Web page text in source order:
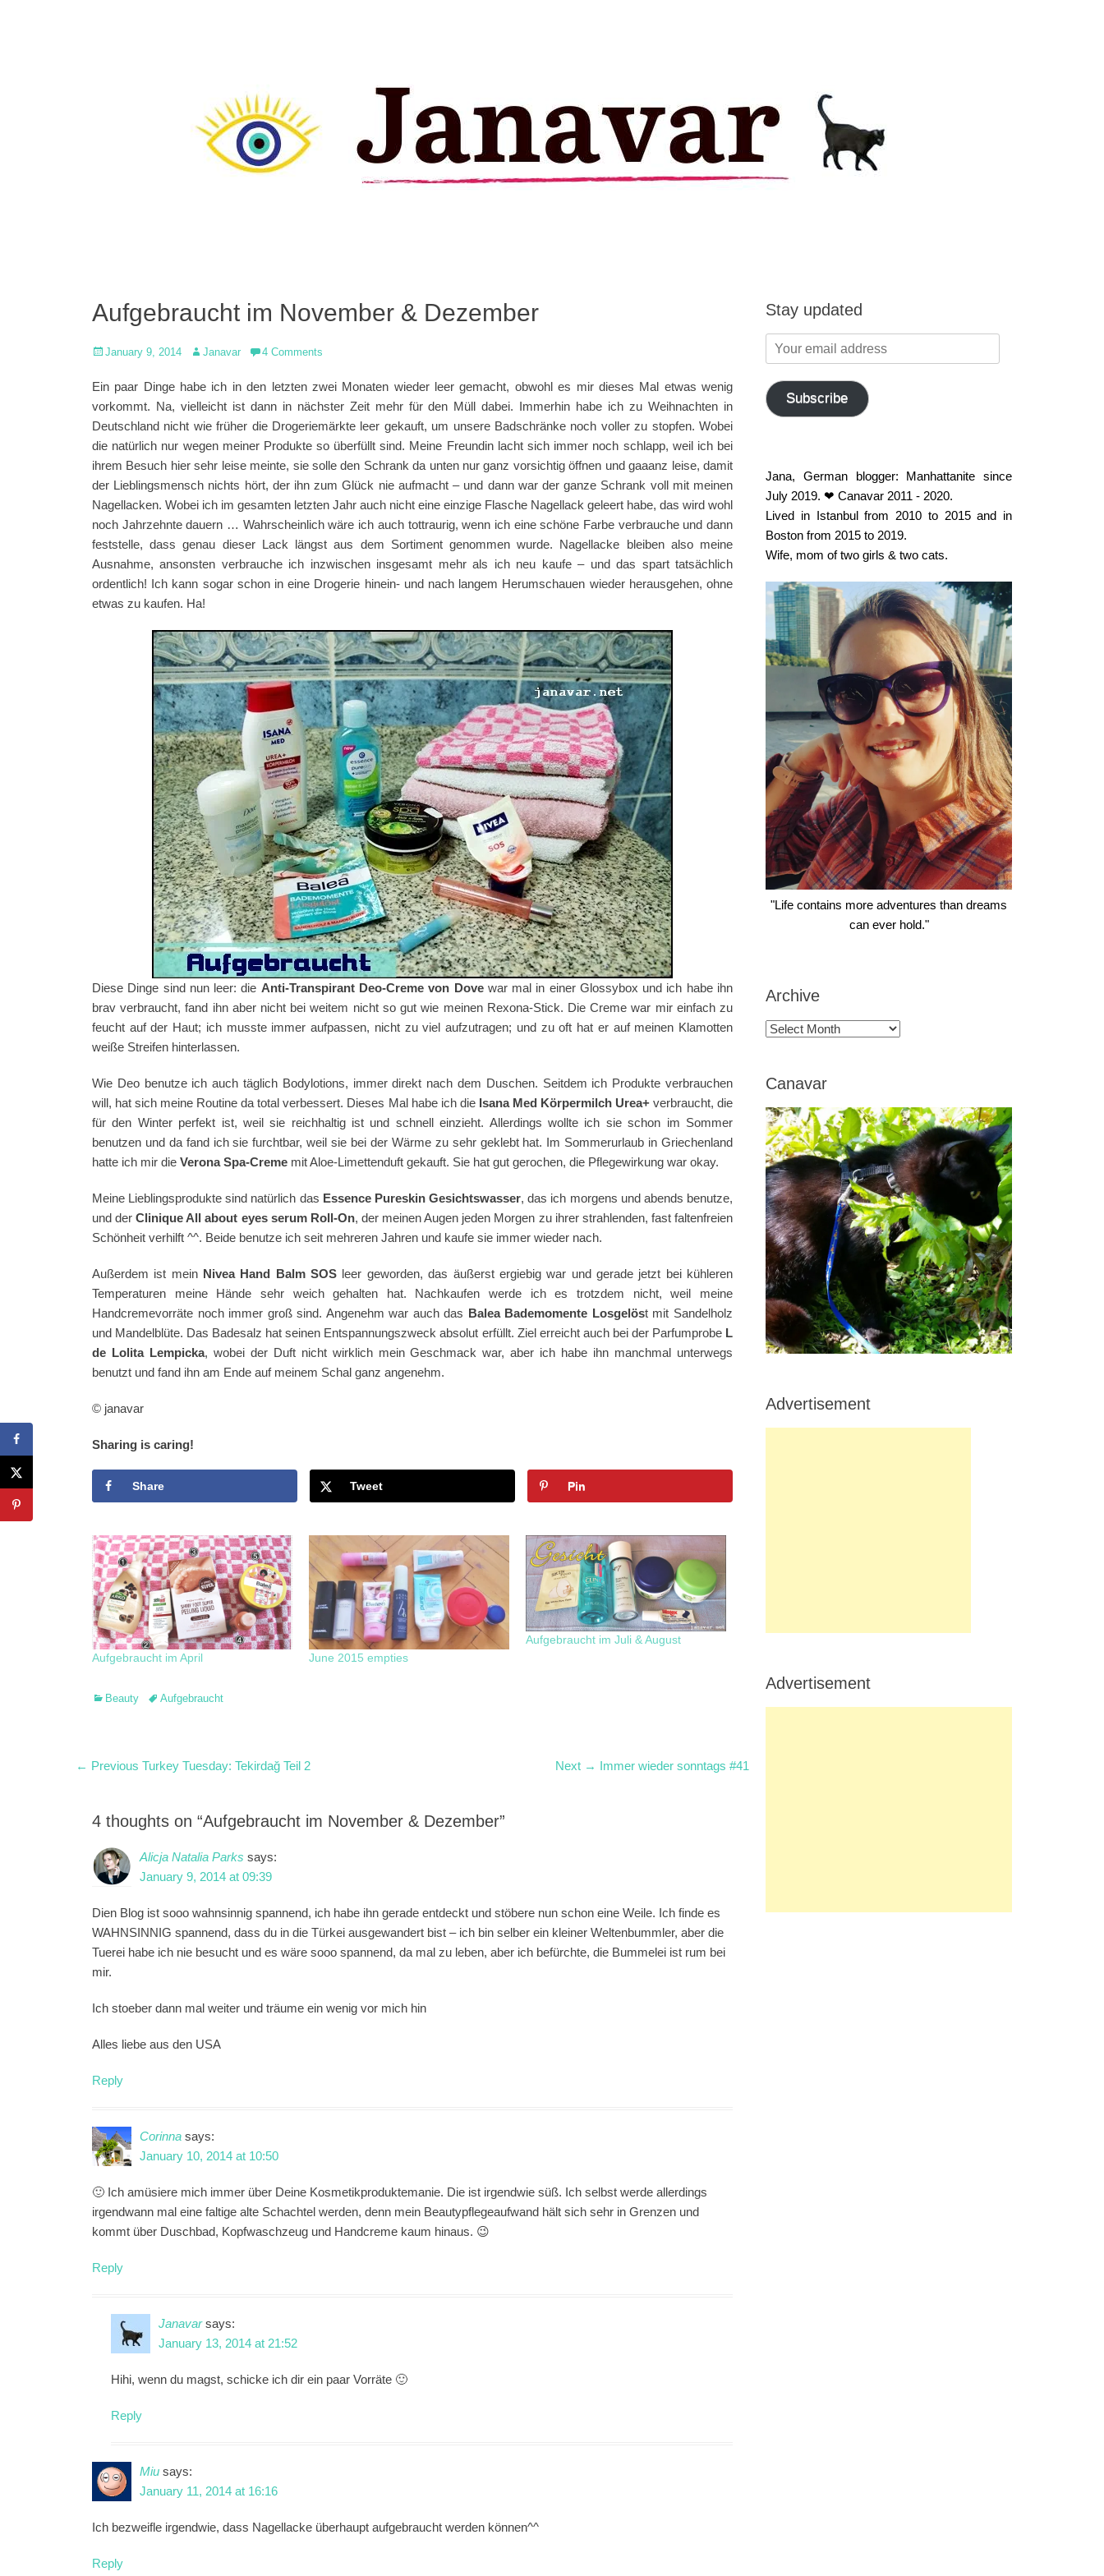
Aufgebraucht im November & Dezember
Posted
January 9, 2014 Author
Janavar 4 Comments
Ein paar Dinge habe ich in den letzten zwei Monaten wieder leer gemacht, obwohl es mir dieses Mal etwas wenig
vorkommt. Na, vielleicht ist dann in nächster Zeit mehr für den Müll dabei. Immerhin habe ich zu Weihnachten in
Deutschland nicht wie früher die Drogeriemärkte leer gekauft, um unsere Badschränke noch voller zu stopfen. Wobei
die natürlich nur wegen meiner Produkte so überfüllt sind. Meine Freundin lacht sich immer noch schlapp, weil ich bei
ihrem Besuch hier sehr leise meinte, sie solle den Schrank da unten nur ganz vorsichtig öffnen und gaaanz leise, damit
der Lieblingsmensch nichts hört, der ihn zum Glück nie aufmacht – und dann war der ganze Schrank voll mit meinen
Nagellacken. Wobei ich im gesamten letzten Jahr auch nicht eine einzige Flasche Nagellack geleert habe, das wird wohl
noch Jahrzehnte dauern … Wahrscheinlich wäre ich auch tottraurig, wenn ich eine schöne Farbe verbrauche und dann
feststelle, dass genau dieser Lack längst aus dem Sortiment genommen wurde. Nagellacke bleiben also meine
Ausnahme, ansonsten verbrauche ich inzwischen insgesamt mehr als ich neu kaufe – und das spart tatsächlich
ordentlich! Ich kann sogar schon in eine Drogerie hinein- und nach langem Herumschauen wieder herausgehen, ohne
etwas zu kaufen. Ha!
Diese Dinge sind nun leer: die Anti-Transpirant Deo-Creme von Dovewar mal in einer Glossybox und ich habe ihn
brav verbraucht, fand ihn aber nicht bei weitem nicht so gut wie meinen Rexona-Stick. Die Creme war mir einfach zu
feucht auf der Haut; ich musste immer aufpassen, nicht zu viel aufzutragen; und zu oft hat er auf meinen Klamotten
weiße Streifen hinterlassen.
Wie Deo benutze ich auch täglich Bodylotions, immer direkt nach dem Duschen. Seitdem ich Produkte verbrauchen
will, hat sich meine Routine da total verbessert. Dieses Mal habe ich die Isana Med Körpermilch Urea+verbraucht, die
für den Winter perfekt ist, weil sie reichhaltig ist und schnell einzieht. Allerdings wollte ich sie schon im Sommer
benutzen und da fand ich sie furchtbar, weil sie bei der Wärme zu sehr geklebt hat. Im Sommerurlaub in Griechenland
hatte ich mir die Verona Spa-Creme mit Aloe-Limettenduft gekauft. Sie hat gut gerochen, die Pflegewirkung war okay.
Meine Lieblingsprodukte sind natürlich das Essence Pureskin Gesichtswasser, das ich morgens und abends benutze,
und derClinique All about eyes serum Roll-On, der meinen Augen jeden Morgen zu ihrer strahlenden, fast faltenfreien
Schönheit verhilft ^^. Beide benutze ich seit mehreren Jahren und kaufe sie immer wieder nach.
Außerdem ist mein Nivea Hand Balm SOS leer geworden, das äußerst ergiebig war und gerade jetzt bei kühleren
Temperaturen meine Hände sehr weich gehalten hat. Nachkaufen werde ich es trotzdem nicht, weil meine
Handcremevorräte noch immer groß sind. Angenehm war auch das Balea Bademomente Losgelöst mit Sandelholz
und Mandelblüte. Das Badesalz hat seinen Entspannungszweck absolut erfüllt. Ziel erreicht auch bei der Parfumprobe L
de Lolita Lempicka, wobei der Duft nicht wirklich mein Geschmack war, aber ich habe ihn manchmal unterwegs
benutzt und fand ihn am Ende auf meinem Schal ganz angenehm.
© janavar
Sharing is caring!
Share Tweet Pin
Aufgebraucht im April June 2015 empties
Aufgebraucht im Juli & August
Categories
Beauty TagsAufgebraucht
Post
← Previous Previous
Turkey Tuesday: Tekirdağ Teil 2 Next → Next
Immer wieder sonntags #41
4 thoughts on “Aufgebraucht im November & Dezember”
Alicja Natalia Parks says:
January 9, 2014 at 09:39
Dien Blog ist sooo wahnsinnig spannend, ich habe ihn gerade entdeckt und stöbere nun schon eine Weile. Ich finde es
WAHNSINNIG spannend, dass du in die Türkei ausgewandert bist – ich bin selber ein kleiner Weltenbummler, aber die
Tuerei habe ich nie besucht und es wäre sooo spannend, da mal zu leben, aber ich befürchte, die Bummelei ist rum bei
mir.
Ich stoeber dann mal weiter und träume ein wenig vor mich hin
Alles liebe aus den USA
Reply
Corinna says:
January 10, 2014 at 10:50
🙂 Ich amüsiere mich immer über Deine Kosmetikproduktemanie. Die ist irgendwie süß. Ich selbst werde allerdings
irgendwann mal eine faltige alte Schachtel werden, denn mein Beautypflegeaufwand hält sich sehr in Grenzen und
kommt über Duschbad, Kopfwaschzeug und Handcreme kaum hinaus. 😉
Reply
Janavar says:
January 13, 2014 at 21:52
Hihi, wenn du magst, schicke ich dir ein paar Vorräte 🙂
Reply
Miu says:
January 11, 2014 at 16:16
Ich bezweifle irgendwie, dass Nagellacke überhaupt aufgebraucht werden können^^
Reply
Stay updated
Your
email
address
Subscribe
Jana, German blogger: Manhattanite since
July 2019. ❤ Canavar 2011 - 2020.
Lived in Istanbul from 2010 to 2015 and in
Boston from 2015 to 2019.
Wife, mom of two girls & two cats.
"Life contains more adventures than dreams
can ever hold."
Archive
Archive
Canavar
Advertisement
Advertisement